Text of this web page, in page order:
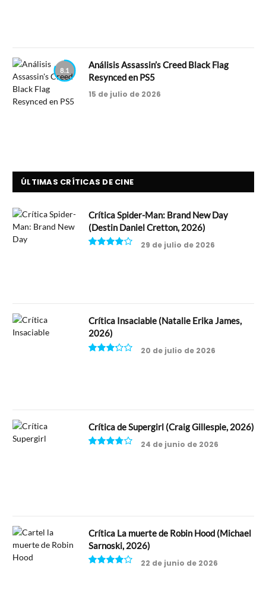
8.1
Análisis Assassin’s Creed Black Flag
Resynced en PS5
15 de julio de 2026
ÚLTIMAS CRÍTICAS DE CINE
Crítica Spider-Man: Brand New Day
(Destin Daniel Cretton, 2026)
29 de julio de 2026
Crítica Insaciable (Natalie Erika James,
2026)
20 de julio de 2026
Crítica de Supergirl (Craig Gillespie, 2026)
24 de junio de 2026
Crítica La muerte de Robin Hood (Michael
Sarnoski, 2026)
22 de junio de 2026